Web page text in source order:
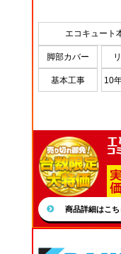
エコキュート
脚部カバー
基本工事 10
商品詳細はこち